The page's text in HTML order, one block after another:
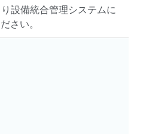
設備統合管理システムに
さい。